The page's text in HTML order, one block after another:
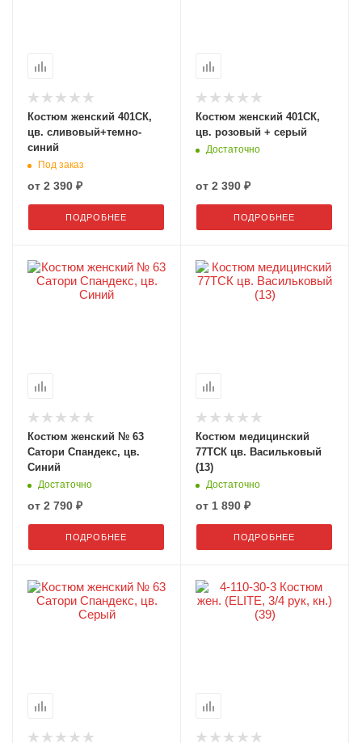
Костюм женский 401СК,
цв. сливовый+темно-
синий
Под заказ
от 2 390 ₽
ПОДРОБНЕЕ
Костюм женский 401СК,
цв. розовый + серый
Достаточно
от 2 390 ₽
ПОДРОБНЕЕ
Костюм женский № 63
Сатори Спандекс, цв.
Синий
Достаточно
от 2 790 ₽
ПОДРОБНЕЕ
Костюм медицинский
77ТСК цв. Васильковый
(13)
Достаточно
от 1 890 ₽
ПОДРОБНЕЕ